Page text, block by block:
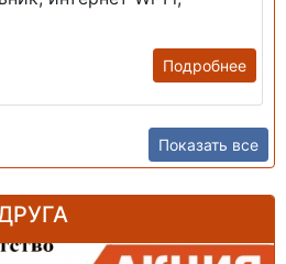
Подробнее
Показать все